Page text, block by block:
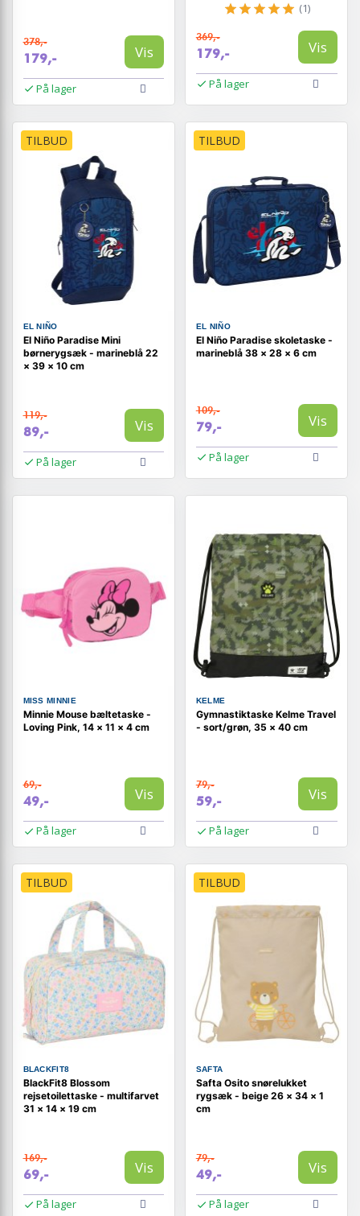
378,-
179,- Vis
På lager
(1)
369,-
179,- Vis
På lager
TILBUD
EL NIÑO
El Niño Paradise Mini
børnerygsæk - marineblå 22
× 39 × 10 cm
119,-
89,- Vis
På lager
TILBUD
EL NIÑO
El Niño Paradise skoletaske -
marineblå 38 × 28 × 6 cm
109,-
79,- Vis
På lager
MISS MINNIE
Minnie Mouse bæltetaske -
Loving Pink, 14 × 11 × 4 cm
69,-
49,- Vis
På lager
KELME
Gymnastiktaske Kelme Travel
- sort/grøn, 35 × 40 cm
79,-
59,- Vis
På lager
TILBUD
BLACKFIT8
BlackFit8 Blossom
rejsetoilettaske - multifarvet
31 × 14 × 19 cm
169,-
69,- Vis
På lager
TILBUD
SAFTA
Safta Osito snørelukket
rygsæk - beige 26 × 34 × 1
cm
79,-
49,- Vis
På lager